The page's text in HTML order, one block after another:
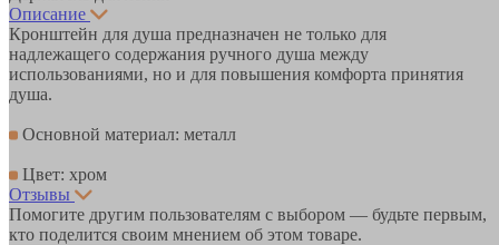
Описание
Кронштейн для душа предназначен не только для
надлежащего содержания ручного душа между
использованиями, но и для повышения комфорта принятия
душа.
Основной материал: металл
Цвет: хром
Отзывы
Помогите другим пользователям с выбором — будьте первым,
кто поделится своим мнением об этом товаре.